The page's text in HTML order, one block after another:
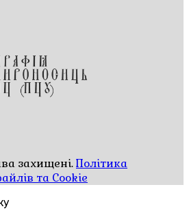
захищені.Політика
та Cookie